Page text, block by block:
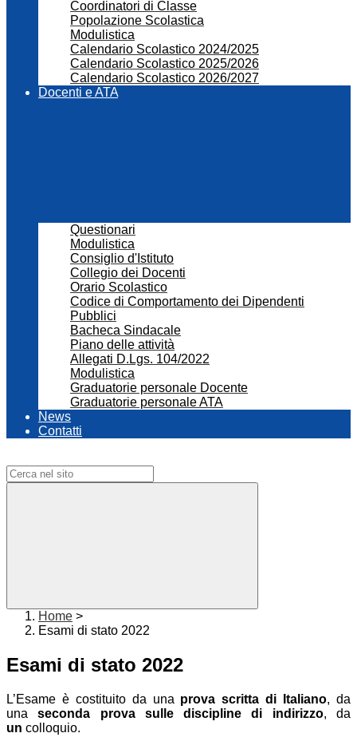
Coordinatori di Classe
Popolazione Scolastica
Modulistica
Calendario Scolastico 2024/2025
Calendario Scolastico 2025/2026
Calendario Scolastico 2026/2027
Docenti e ATA
Questionari
Modulistica
Consiglio d'Istituto
Collegio dei Docenti
Orario Scolastico
Codice di Comportamento dei Dipendenti
Pubblici
Bacheca Sindacale
Piano delle attività
Allegati D.Lgs. 104/2022
Modulistica
Graduatorie personale Docente
Graduatorie personale ATA
News
Contatti
Home >
Esami di stato 2022
Esami di stato 2022
L’Esame è costituito da una prova scritta di Italiano, da
unaseconda prova sulle discipline di indirizzo, da
un colloquio.